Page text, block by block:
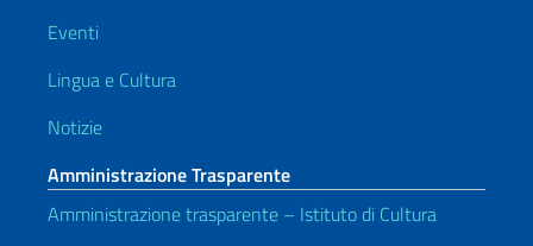
Eventi
Lingua e Cultura
Notizie
Amministrazione Trasparente
Amministrazione trasparente – Istituto di Cultura